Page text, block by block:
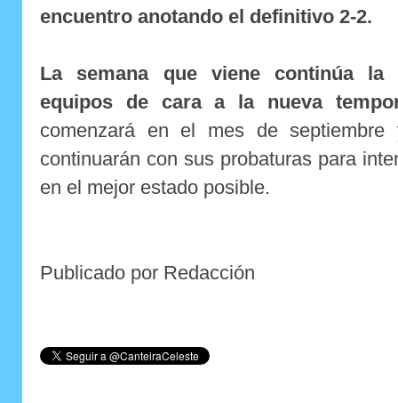
encuentro anotando el definitivo 2-2.
La semana que viene continúa la
equipos de cara a la nueva
comenzará en el mes de septiembre
continuarán con sus probaturas para
en el mejor estado posible.
Publicado por Redacción